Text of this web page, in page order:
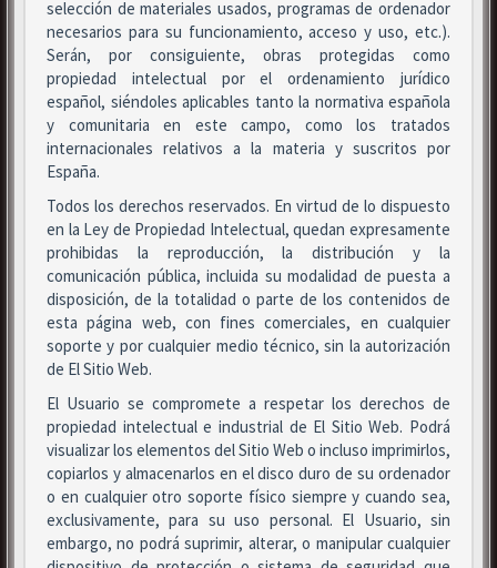
selección de materiales usados, programas de ordenador
necesarios para su funcionamiento, acceso y uso, etc.).
Serán, por consiguiente, obras protegidas como
propiedad intelectual por el ordenamiento jurídico
español, siéndoles aplicables tanto la normativa española
y comunitaria en este campo, como los tratados
internacionales relativos a la materia y suscritos por
España.
Todos los derechos reservados. En virtud de lo dispuesto
en la Ley de Propiedad Intelectual, quedan expresamente
prohibidas la reproducción, la distribución y la
comunicación pública, incluida su modalidad de puesta a
disposición, de la totalidad o parte de los contenidos de
esta página web, con fines comerciales, en cualquier
soporte y por cualquier medio técnico, sin la autorización
de El Sitio Web.
El Usuario se compromete a respetar los derechos de
propiedad intelectual e industrial de El Sitio Web. Podrá
visualizar los elementos del Sitio Web o incluso imprimirlos,
copiarlos y almacenarlos en el disco duro de su ordenador
o en cualquier otro soporte físico siempre y cuando sea,
exclusivamente, para su uso personal. El Usuario, sin
embargo, no podrá suprimir, alterar, o manipular cualquier